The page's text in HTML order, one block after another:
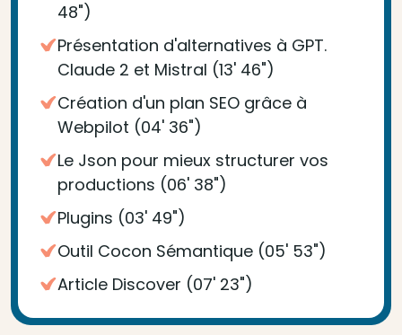
48")
Présentation d'alternatives à GPT.
Claude 2 et Mistral (13' 46")
Création d'un plan SEO grâce à
Webpilot (04' 36")
Le Json pour mieux structurer vos
productions (06' 38")
Plugins (03' 49")
Outil Cocon Sémantique (05' 53")
Article Discover (07' 23")